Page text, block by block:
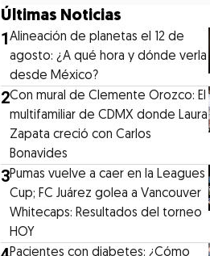
Últimas Noticias
1Alineación de planetas el 12 de
agosto: ¿A qué hora y dónde verla
desde México?
2Con mural de Clemente Orozco: El
multifamiliar de CDMX donde Laura
Zapata creció con Carlos
Bonavides
3Pumas vuelve a caer en la Leagues
Cup; FC Juárez golea a Vancouver
Whitecaps: Resultados del torneo
HOY
Pacientes con diabetes: ¿Cómo